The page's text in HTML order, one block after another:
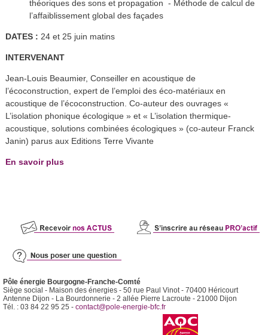
théoriques des sons et propagation - Méthode de calcul de
l’affaiblissement global des façades
DATES : 24 et 25 juin matins
INTERVENANT
Jean-Louis Beaumier, Conseiller en acoustique de
l’écoconstruction, expert de l’emploi des éco-matériaux en
acoustique de l’écoconstruction. Co-auteur des ouvrages «
L’isolation phonique écologique » et « L’isolation thermique-
acoustique, solutions combinées écologiques » (co-auteur Franck
Janin) parus aux Editions Terre Vivante
En savoir plus
Pôle énergie Bourgogne-Franche-Comté
Siège social - Maison des énergies - 50 rue Paul Vinot - 70400 Héricourt
Antenne Dijon - La Bourdonnerie - 2 allée Pierre Lacroute - 21000 Dijon
Tél. : 03 84 22 95 25 - contact@pole-energie-bfc.fr